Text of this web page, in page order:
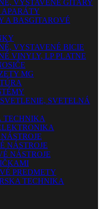
VYSTAVENÉ GITARY
APARÁTY
A BASGITAROVÉ
VYSTAVENÉ BICIE
VINYLY, LP PLATNE
MG
SVETELNÁ
TECHNIKA
NÁSTROJE
NÁSTROJE
PREDMETY
TECHNIKA